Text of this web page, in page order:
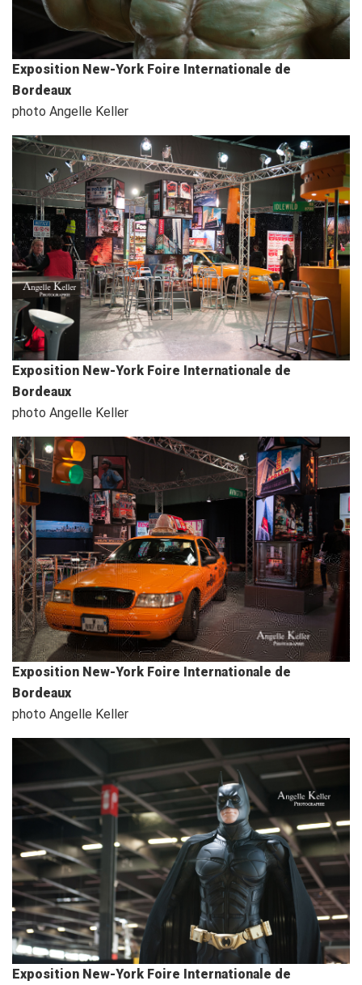
Exposition New-York Foire Internationale de
Bordeaux
photo Angelle Keller
Exposition New-York Foire Internationale de
Bordeaux
photo Angelle Keller
Exposition New-York Foire Internationale de
Bordeaux
photo Angelle Keller
Exposition New-York Foire Internationale de